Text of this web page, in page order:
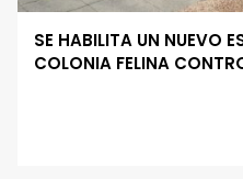
SE HABILITA UN NUEVO
COLONIA FELINA